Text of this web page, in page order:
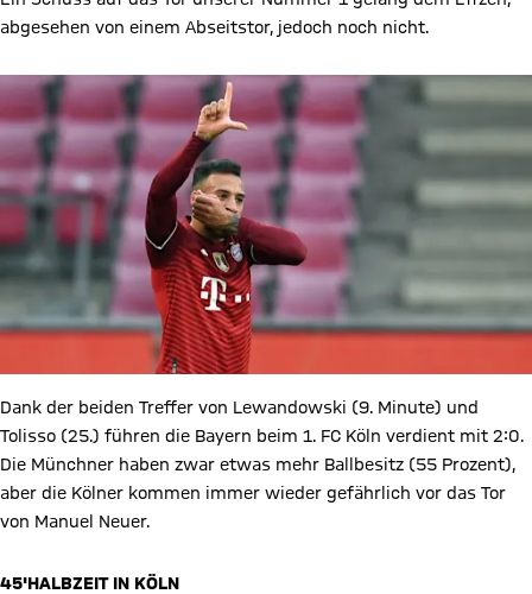
abgesehen von einem Abseitstor, jedoch noch nicht.
Dank der beiden Treffer von Lewandowski (9. Minute) und
Tolisso (25.) führen die Bayern beim 1. FC Köln verdient mit 2:0.
Die Münchner haben zwar etwas mehr Ballbesitz (55 Prozent),
aber die Kölner kommen immer wieder gefährlich vor das Tor
von Manuel Neuer.
45'HALBZEIT IN KÖLN